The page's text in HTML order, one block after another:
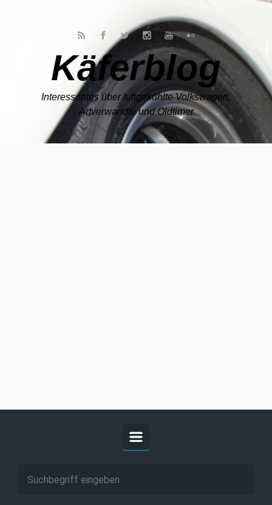
Käferblog
Interessantes über luftgekühlte Volkswagen,
Artverwandte und Oldtimer